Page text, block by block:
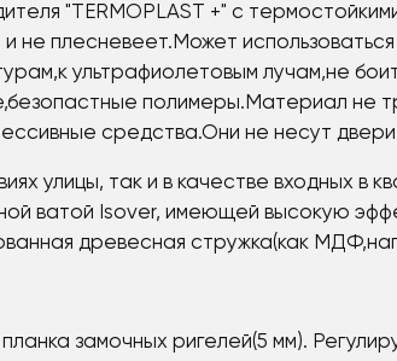
"TERMOPLAST +" с
не плесневеет.Может
ультрафиолетовым лучам,не
полимеры.Материал не
средства.Они не несут двери
улицы, так и в качестве входных в
ватой Isover, имеющей высокую
древесная стружка(как
замочных ригелей(5 мм).